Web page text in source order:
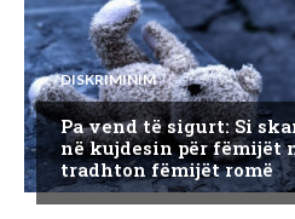
DISKRIMINIM
Pa vend të sigurt: Si
në kujdesin për fëmijët
tradhton fëmijët romë